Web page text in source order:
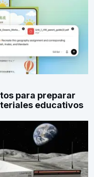
para preparar
educativos